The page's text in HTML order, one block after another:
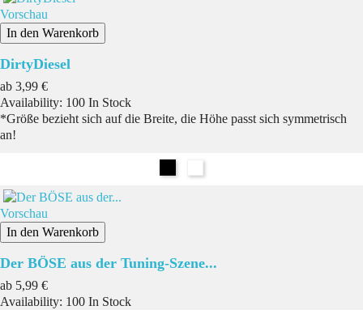
Vorschau
In den Warenkorb
DirtyDiesel
ab Preis
3,99 €
Availability: 100 In Stock
*Größe bezieht sich auf die Breite, die Höhe passt sich symmetrisch
an!
Vorschau
In den Warenkorb
Der BÖSE aus der Tuning-Szene...
ab Preis
5,99 €
Availability: 100 In Stock